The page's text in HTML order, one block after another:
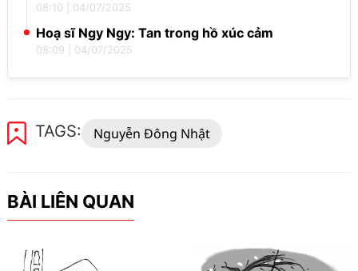
08:10 04/07/2025
Hoạ sĩ Ngy Ngy: Tan trong hồ xúc cảm
08:09 04/07/2025
TAGS: Nguyễn Đông Nhật
BÀI LIÊN QUAN